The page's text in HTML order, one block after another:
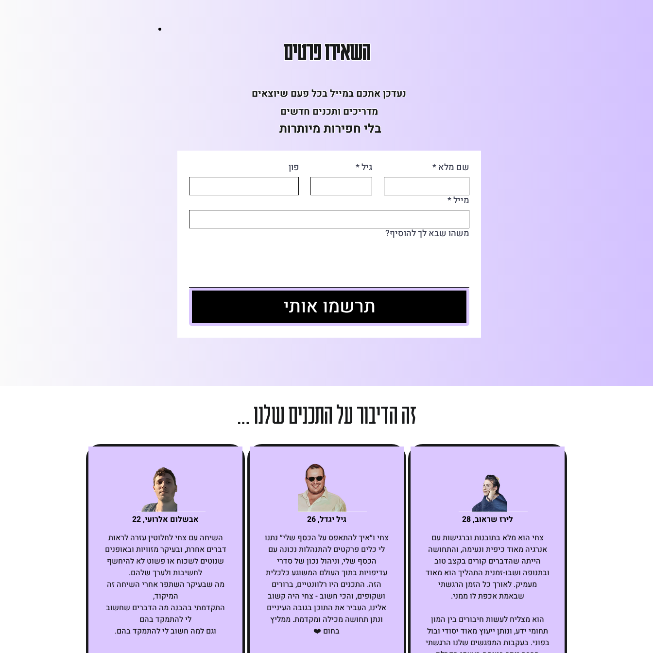
השאירו פרטים
נעדכן אתכם במייל בכל פעם שיוצאים
מדריכים ותכנים חדשים
בלי חפירות מיותרות
שם מלא* גיל* פון
מייל*
משהו שבא לך להוסיף?
תרשמו אותי
זה הדיבור על התכנים שלנו …
אבשלום אלרועי, 22
השיחה עם צחי לחלוטין עזרה לראות
דברים אחרת, ובעיקר מזוויות ובאופנים
שנוטים לשכוח או פשוט לא להיחשף
לחשיבות ולערך שלהם.
מה שבעיקר השתפר אחרי השיחה זה
המיקוד,
התקדמתי בהבנה מה הדברים שחשוב
לי להתמקד בהם
וגם למה חשוב לי להתמקד בהם.
גיל יגדל, 26
צחי ו״איך להתאפס על הכסף שלי״ נתנו
לי כלים פרקטים להתנהלות נכונה עם
הכסף שלי, וניהול נכון של סדרי
עדיפויות בתוך העולם המשוגע כלכלית
הזה. התכנים היו רלוונטיים, ברורים
ושקופים, והכי חשוב - צחי היה קשוב
אלינו, העביר את התוכן בגובה העיניים
ונתן תחושה מכילה ומקדמת. ממליץ
בחום ❤️
לירז שראוב, 28
צחי הוא מלא בתובנות וברגישות עם
אנרגיה מאוד כיפית ונעימה, והתחושה
הייתה שהדברים קורים בקצב טוב
ובתנופה ושבו-זמנית התהליך הוא מאוד
מעמיק. לאורך כל הזמן הרגשתי
שבאמת אכפת לו ממני.
הוא מצליח לעשות חיבורים בין המון
תחומי ידע, ונותן ייעוץ מאוד יסודי ובול
בפוני. בעקבות המפגשים שלנו הרגשתי